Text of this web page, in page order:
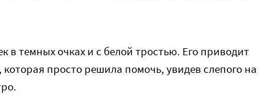
в темных очках и с белой тростью. Его приводит
просто решила помочь, увидев слепого на